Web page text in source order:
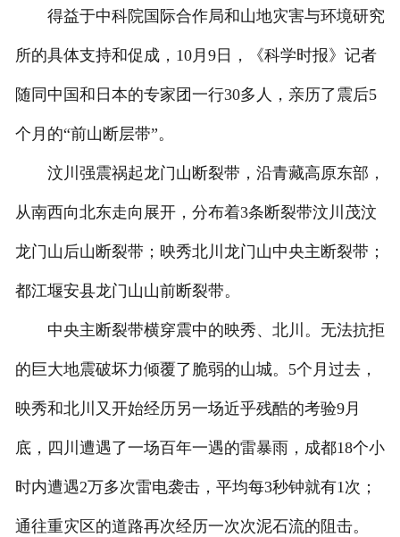
得益于中科院国际合作局和山地灾害与环境研究
所的具体支持和促成，10月9日，《科学时报》记者
随同中国和日本的专家团一行30多人，亲历了震后5
个月的“前山断层带”。
汶川强震祸起龙门山断裂带，沿青藏高原东部，
从南西向北东走向展开，分布着3条断裂带汶川茂汶
龙门山后山断裂带；映秀北川龙门山中央主断裂带；
都江堰安县龙门山山前断裂带。
中央主断裂带横穿震中的映秀、北川。无法抗拒
的巨大地震破坏力倾覆了脆弱的山城。5个月过去，
映秀和北川又开始经历另一场近乎残酷的考验9月
底，四川遭遇了一场百年一遇的雷暴雨，成都18个小
时内遭遇2万多次雷电袭击，平均每3秒钟就有1次；
通往重灾区的道路再次经历一次次泥石流的阻击。